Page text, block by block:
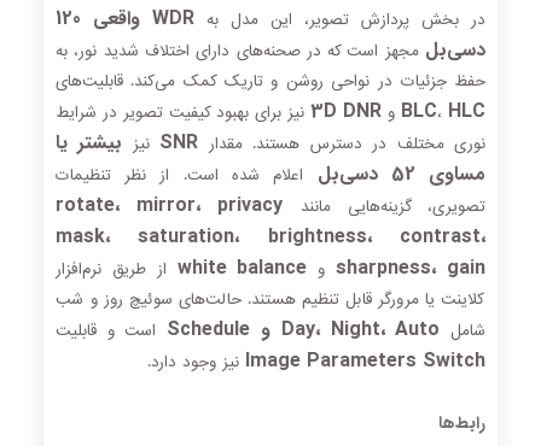
در بخش پردازش تصویر، این مدل به
WDR واقعی 120
دسی‌بل مجهز است که در صحنه‌های دارای اختلاف شدید نور، به
حفظ جزئیات در نواحی روشن و تاریک کمک می‌کند. قابلیت‌های
BLC، HLC و 3D DNRنیز برای بهبود کیفیت تصویر در شرایط
نوری مختلف در دسترس هستند. مقدار SNR نیز بیشتر یا
مساوی 52 دسی‌بل
اعلام شده است. از نظر تنظیمات
تصویری، گزینه‌هایی مانند rotate، mirror، privacy
mask، saturation، brightness، contrast،
sharpness، gainو white balance از طریق نرم‌افزار
کلاینت یا مرورگر قابل تنظیم هستند. حالت‌های سوئیچ روز و شب
شامل Day، Night، Auto و Schedule است و قابلیت
Image Parameters Switch نیز وجود دارد.
رابط‌ها